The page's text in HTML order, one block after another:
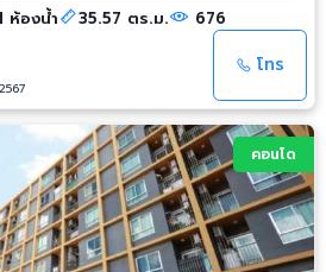
ห้องน้ำ 35.57 ตร.ม. 676
โทร
คอนโด